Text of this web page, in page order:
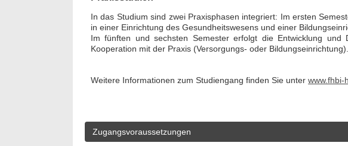
In das Studium sind zwei Praxisphasen integriert: Im ersten
in einer Einrichtung des Gesundheitswesens und einer
Im fünften und sechsten Semester erfolgt die Entwicklung und
Kooperation mit der Praxis (Versorgungs- oder Bildungseinrichtung).
Weitere Informationen zum Studiengang finden Sie unter www.fhbi-
Zugangsvoraussetzungen